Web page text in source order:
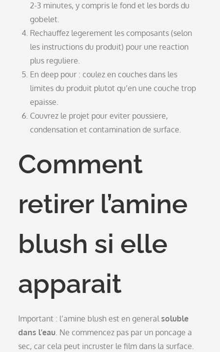
2-3 minutes, y compris le fond et les bords du
gobelet.
Rechauffez legerement les composants (selon
les instructions du produit) pour une reaction
plus reguliere.
En deep pour : coulez en couches dans les
limites du produit plutot qu’en une couche trop
epaisse.
Couvrez le projet pour eviter poussiere,
condensation et contamination de surface.
Comment
retirer l’amine
blush si elle
apparait
Important : l’amine blush est en general soluble
dans l’eau. Ne commencez pas par un poncage a
sec, car cela peut incruster le film dans la surface.